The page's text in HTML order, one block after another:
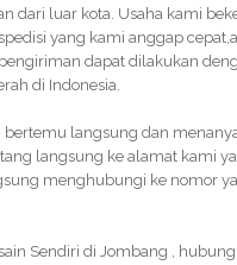
dari luar kota. Usaha kami
yang kami anggap
dapat dilakukan
di Indonesia.
bertemu langsung dan
langsung ke alamat kami
menghubungi ke nomor
Sendiri di Jombang ,